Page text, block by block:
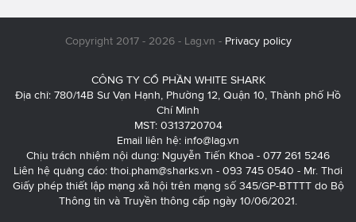
Copyright 2017 - 2026 - Lag.vn - Privacy policy
CÔNG TY CỔ PHẦN WHITE SHARK
Địa chỉ: 780/14B Sư Vạn Hạnh, Phường 12, Quận 10, Thành phố Hồ
Chí Minh
MST: 0313720704
Email liên hệ: info@lag.vn
Chịu trách nhiệm nội dung: Nguyễn Tiến Khoa - 077 261 5246
Liên hệ quảng cáo: thoi.pham@sharks.vn - 093 745 0540 - Mr. Thơi
Giấy phép thiết lập mạng xã hội trên mạng số 345/GP-BTTTT do Bộ
Thông tin và Truyền thông cấp ngày 10/06/2021.